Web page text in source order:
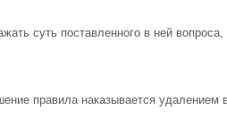
суть поставленного в ней
правила наказывается удалением